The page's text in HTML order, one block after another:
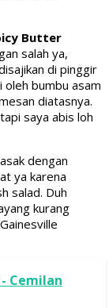
Butter
salah ya,
di pinggir
oleh bumbu asam
diatasnya.
saya abis loh
dengan
ya karena
salad. Duh
kurang
Cemilan